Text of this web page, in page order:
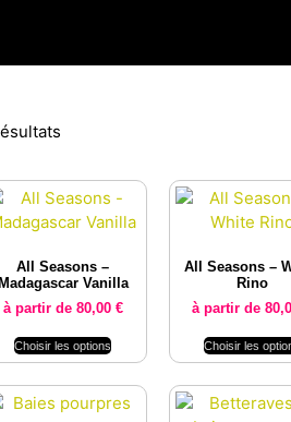
All Seasons –
Vanilla
à partir de 80,00 €
Choisir les options
All Seasons –
Rino
à partir de
Choisir les